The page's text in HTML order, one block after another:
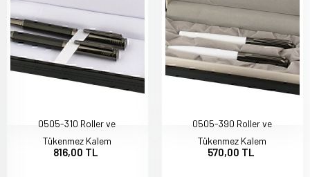
0505-310 Roller ve
Tükenmez Kalem
816,00 TL
0505-390 Roller ve
Tükenmez Kalem
570,00 TL